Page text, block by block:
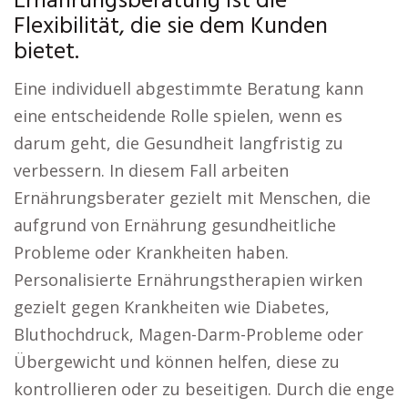
Flexibilität, die sie dem Kunden
bietet.
Eine individuell abgestimmte Beratung kann
eine entscheidende Rolle spielen, wenn es
darum geht, die Gesundheit langfristig zu
verbessern. In diesem Fall arbeiten
Ernährungsberater gezielt mit Menschen, die
aufgrund von Ernährung gesundheitliche
Probleme oder Krankheiten haben.
Personalisierte Ernährungstherapien wirken
gezielt gegen Krankheiten wie Diabetes,
Bluthochdruck, Magen-Darm-Probleme oder
Übergewicht und können helfen, diese zu
kontrollieren oder zu beseitigen. Durch die enge